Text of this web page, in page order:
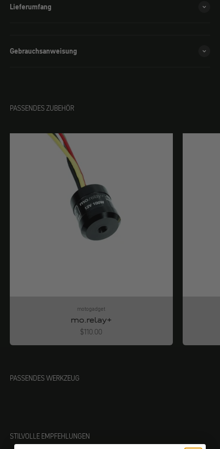
Lieferumfang
Gebrauchsanweisung
PASSENDES ZUBEHÖR
motogadget
mo.relay+
Angebot
$110.00
PASSENDES WERKZEUG
STILVOLLE EMPFEHLUNGEN